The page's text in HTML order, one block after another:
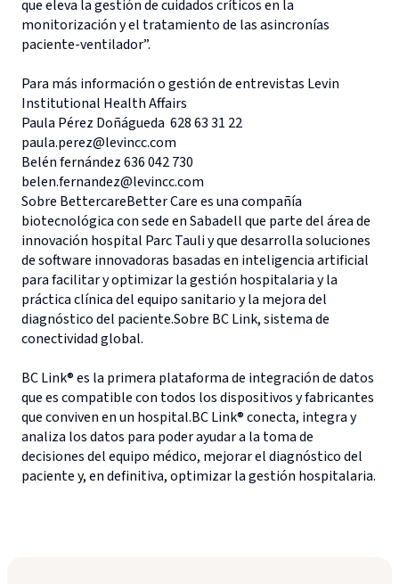
que eleva la gestión de cuidados críticos en la
monitorización y el tratamiento de las asincronías
paciente-ventilador”.
Para más información o gestión de entrevistas Levin
Institutional Health Affairs
Paula Pérez Doñágueda 628 63 31 22
paula.perez@levincc.com
Belén fernández 636 042 730
belen.fernandez@levincc.com
Sobre BettercareBetter Care es una compañía
biotecnológica con sede en Sabadell que parte del área de
innovación hospital Parc Tauli y que desarrolla soluciones
de software innovadoras basadas en inteligencia artificial
para facilitar y optimizar la gestión hospitalaria y la
práctica clínica del equipo sanitario y la mejora del
diagnóstico del paciente.Sobre BC Link, sistema de
conectividad global.
BC Link® es la primera plataforma de integración de datos
que es compatible con todos los dispositivos y fabricantes
que conviven en un hospital.BC Link® conecta, integra y
analiza los datos para poder ayudar a la toma de
decisiones del equipo médico, mejorar el diagnóstico del
paciente y, en definitiva, optimizar la gestión hospitalaria.